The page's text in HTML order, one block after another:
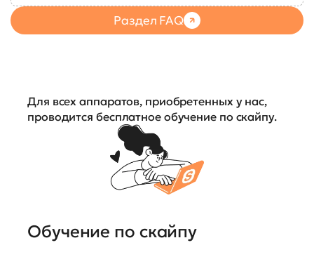
Раздел FAQ
Для всех аппаратов, приобретенных у нас,
проводится бесплатное обучение по скайпу.
Обучение по скайпу